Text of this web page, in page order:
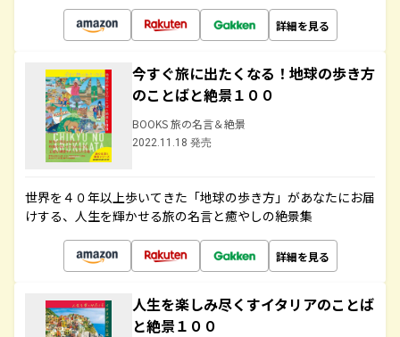
詳細を見る
今すぐ旅に出たくなる！地球の歩き方
のことばと絶景１００
BOOKS 旅の名言＆絶景
2022.11.18 発売
世界を４０年以上歩いてきた「地球の歩き方」があなたにお届
けする、人生を輝かせる旅の名言と癒やしの絶景集
詳細を見る
人生を楽しみ尽くすイタリアのことば
と絶景１００